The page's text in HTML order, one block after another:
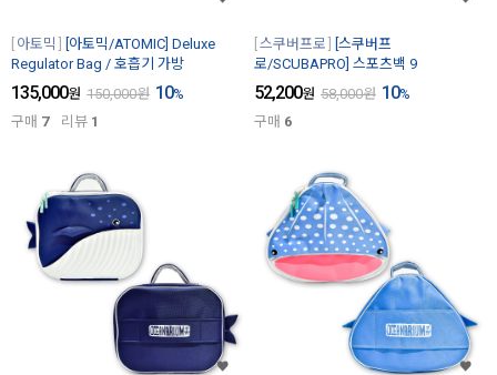
아토믹
[아토믹/ATOMIC] Deluxe
Regulator Bag / 호흡기 가방
135,000원 150,000원 10%
구매 7 리뷰 1
스쿠버프로
[스쿠버프
로/SCUBAPRO] 스포츠백 9
52,200원 58,000원 10%
구매 6